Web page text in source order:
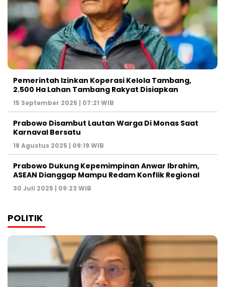
Pemerintah Izinkan Koperasi Kelola Tambang,
2.500 Ha Lahan Tambang Rakyat Disiapkan
15 September 2025 | 07:21 WIB
Prabowo Disambut Lautan Warga Di Monas Saat
Karnaval Bersatu
18 Agustus 2025 | 09:19 WIB
Prabowo Dukung Kepemimpinan Anwar Ibrahim,
ASEAN Dianggap Mampu Redam Konflik Regional
30 Juli 2025 | 09:23 WIB
POLITIK